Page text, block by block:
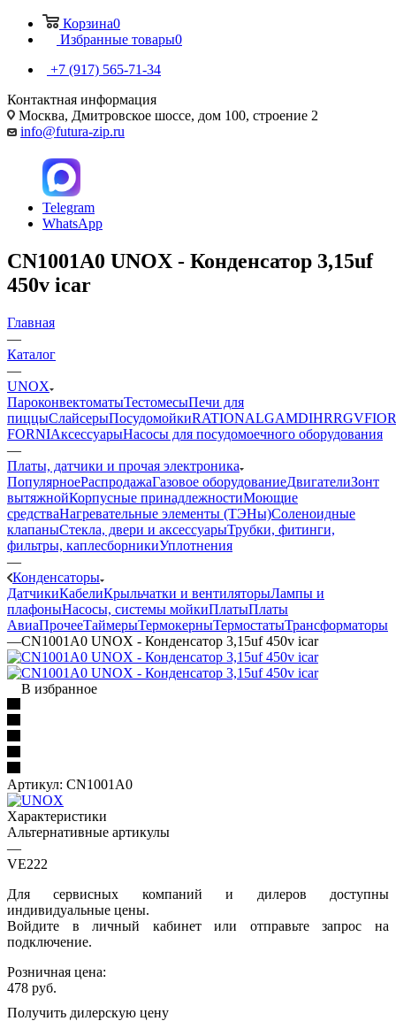
Корзина0
Избранные товары0
+7 (917) 565-71-34
Контактная информация
Москва, Дмитровское шоссе, дом 100, строение 2
info@futura-zip.ru
Telegram
WhatsApp
CN1001A0 UNOX - Конденсатор 3,15uf
450v icar
Главная
—
Каталог
—
UNOX
ПароконвектоматыТестомесыПечи для
пиццыСлайсерыПосудомойкиRATIONALGAMDIHRRGV
FORNIАксессуарыНасосы для посудомоечного оборудования
—
Платы, датчики и прочая электроника
ПопулярноеРаспродажаГазовое оборудованиеДвигателиЗонт
вытяжнойКорпусные принадлежностиМоющие
средстваНагревательные элементы (ТЭНы)Соленоидные
клапаныСтекла, двери и аксессуарыТрубки, фитинги,
фильтры, каплесборникиУплотнения
—
Конденсаторы
ДатчикиКабелиКрыльчатки и вентиляторыЛампы и
плафоныНасосы, системы мойкиПлатыПлаты
АвиаПрочееТаймерыТермокерныТермостатыТрансформаторы
—CN1001A0 UNOX - Конденсатор 3,15uf 450v icar
В избранное
Артикул: CN1001A0
Характеристики
Альтернативные артикулы
—
VE222
Для сервисных компаний и дилеров доступны
индивидуальные цены.
Войдите в личный кабинет или отправьте запрос на
подключение.
Розничная цена:
478 руб.
Получить дилерскую цену